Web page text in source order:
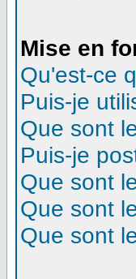
Mise en
Qu'est-ce
Puis-je
Que sont
Puis-je
Que sont
Que sont
Que sont